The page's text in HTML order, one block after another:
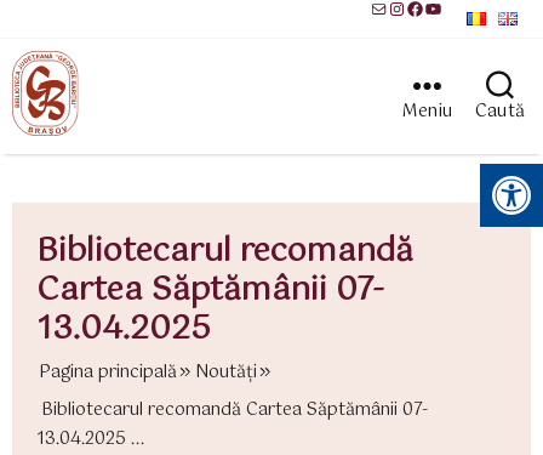
MailInstagram
Facebook
YouTube
Meniu Caută
Instrumente pentru accesibilitate
Bibliotecarul recomandă
Cartea Săptămânii 07-
13.04.2025
Pagina principală
Noutăți
Bibliotecarul recomandă Cartea Săptămânii 07-
13.04.2025 ...